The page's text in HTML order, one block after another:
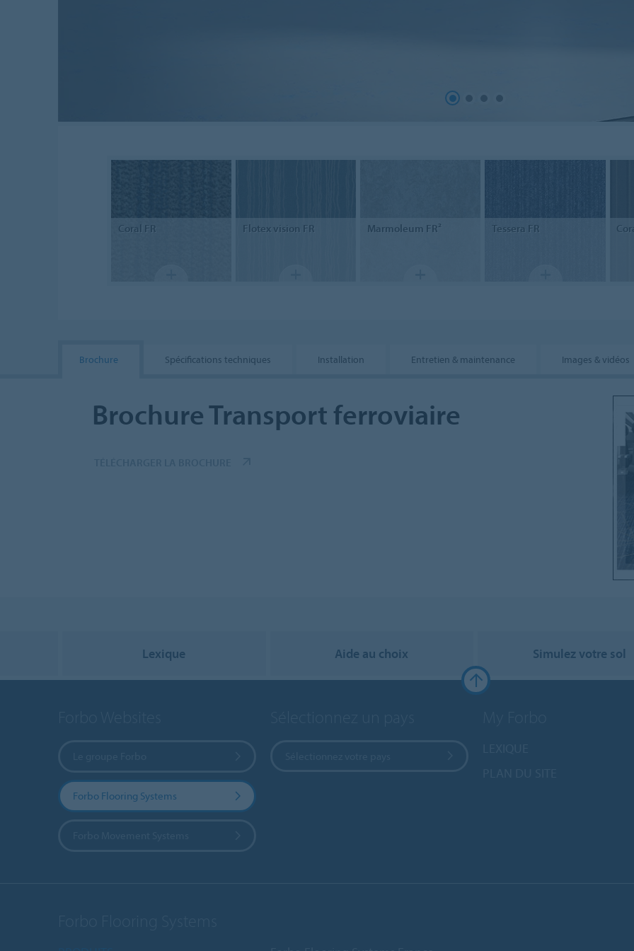
Coral FR Flotexvision FR Marmoleum FR² Tessera FR
Brochure Spécifications techniques Installation Entretien & maintenance Images & vidéos
Brochure Transport ferroviaire
Lexique Aide au choix Simulez votre sol
Forbo Flooring Systems